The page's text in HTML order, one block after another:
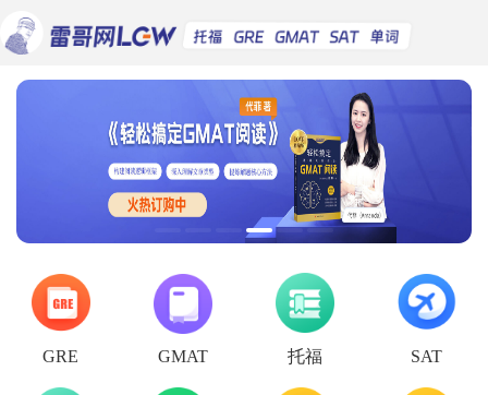
GRE GMAT 托福 SAT